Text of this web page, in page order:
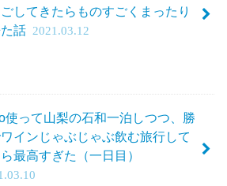
してきたらものすごくまったり
話 2021.03.12
使って山梨の石和一泊しつつ、勝
インじゃぶじゃぶ飲む旅行して
最高すぎた（一日目）